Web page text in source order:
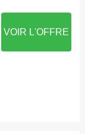
VOIR L'OFFRE